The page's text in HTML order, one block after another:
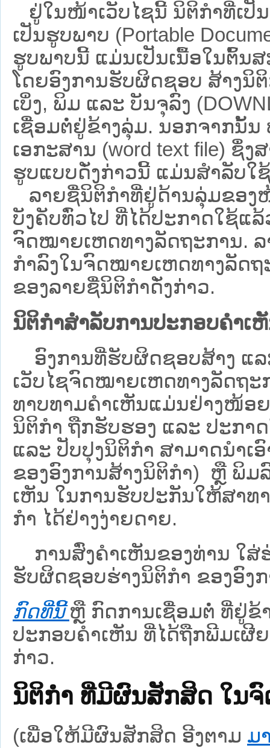
ຢູ່ໃນໜ້າ​ເວັບ​ໄຊ​ນີ້ ນິຕິກຳທີ່ເປັ
ເປັນຮູບພາບ (Portable
ຮູບພາບນີ້ ແມ່ນເປັນເນື້ອໃນຕົ້ນ
ໂດຍອົງການຮັບຜິດຊອບ ສ້າງນິ
ເບິ່ງ, ພິມ ແລະ ບັນຈຸລົງ
ເຊື່ອມຕໍ່ຢູ່ຂ້າງລຸ່ມ. ນອກຈາກນັ້ນ
ເອກະສານ (word text file) ຊຶ່
ຮູບແບບດັ່ງກ່າວນີ້ ແມ່ນສຳລັບໃ
ລາຍຊື່ນິຕິກຳທີ່ຢູ່ດ້ານລຸ່ມຂອງ
ບັງຄັບທົ່ວໄປ ທີ່ໄດ້ປະກາດໃຊ້ແ
ຈົດໝາຍເຫດທາງລັດຖະການ.
ກຳລົງໃນຈົດໝາຍເຫດທາງລັດ
ຂອງລາຍຊື່ນິຕິກໍາດັ່ງກ່າວ.
ນິຕິກຳສຳລັບການປະກອບຄຳເ
ອົງການທີ່ຮັບຜິດຊອບສ້າງ ແລ
ເວັບ​ໄຊຈົດໝາຍເຫດທາງລັດຖະ
ທາບທາມຄໍາເຫັນແມ່ນຢ່າງໜ້ອ
ນິຕິກໍາ ຖືກຮັບຮອງ ແລະ ປະກາ
ແລະ ປັບປຸງນິຕິກໍາ ສາມາດນຳເ
ຂອງອົງການສ້າງນິຕິກຳ) ຫຼື ພິມ
ເຫັນ ໃນການຮັບປະກັນໃຫ້ສາທ
ກຳ ໄດ້ຢ່າງງ່າຍດາຍ.
ການສົ່ງຄໍາເຫັນຂອງທ່ານ ໃສ່
ຮັບຜິດຊອບຮ່າງນິຕິກຳ ຂອງອົງ
ກົດທີ່ນີ້ ຫຼື ກົດການເຊື່ອມຕໍ່ ທີ່ຢູ່ຂ້
ປະກອບຄຳເຫັນ ທີ່ໄດ້ຖືກພີມເຜີ
ກ່າວ.
ນິຕິກໍາ ທີ່ມີຜົນສັກສິດ ໃນ
(ເພື່ອໃຫ້ມີຜົນສັກສິດ ອີງຕາມ ມ